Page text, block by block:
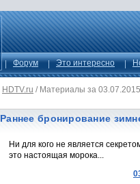
Форум Это интересно
HDTV.ru / Материалы за 03.07.2015
Раннее бронирование
Ни для кого не является
это настоящая морока...